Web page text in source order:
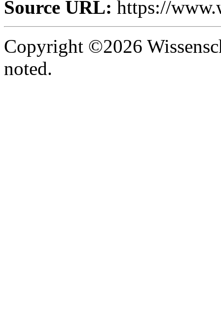
Source URL: https://
Copyright ©2026
noted.